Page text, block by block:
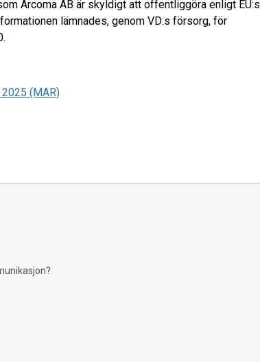
Arcoma AB är skyldigt att offentliggöra enligt EU:s
lämnades, genom VD:s försorg, för
(MAR)